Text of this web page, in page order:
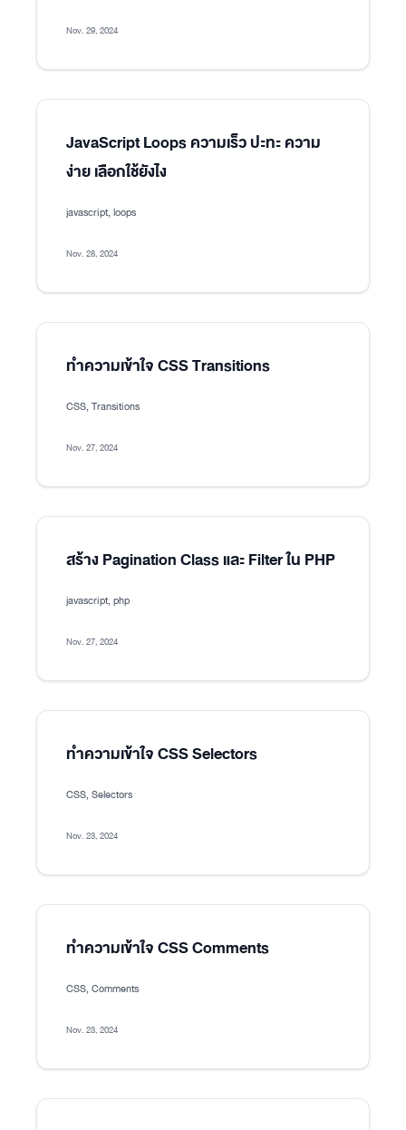
Nov. 29, 2024
JavaScript Loops ความเร็ว ปะทะ ความ
ง่าย เลือกใช้ยังไง
javascript, loops
Nov. 28, 2024
ทำความเข้าใจ CSS Transitions
CSS, Transitions
Nov. 27, 2024
สร้าง Pagination Class และ Filter ใน PHP
javascript, php
Nov. 27, 2024
ทำความเข้าใจ CSS Selectors
CSS, Selectors
Nov. 23, 2024
ทำความเข้าใจ CSS Comments
CSS, Comments
Nov. 23, 2024